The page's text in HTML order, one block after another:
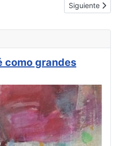
Artículo
Siguiente
como grandes